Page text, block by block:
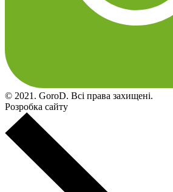
© 2021. GoroD. Всі права захищені.
Розробка сайту